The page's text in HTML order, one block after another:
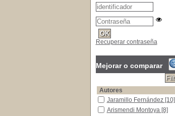
Recuperar contraseña
Mejorar o comparar
Autores
Jaramillo Fernández
Jaramillo Fernández [10]
Arismendi Montoya
Arismendi Montoya [8]